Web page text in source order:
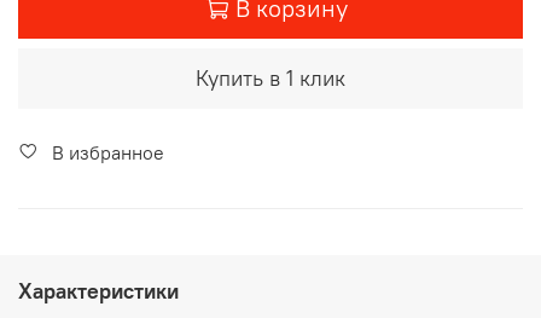
В корзину
Купить в 1 клик
В избранное
Характеристики